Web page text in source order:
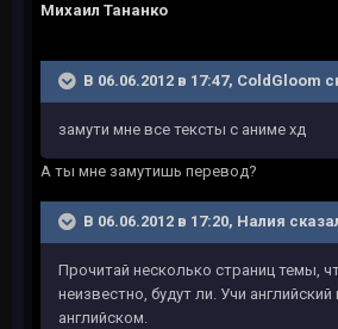
Михаил Тананко
В 06.06.2012 в 17:47, ColdGloom
замути мне все тексты с аниме хд
А ты мне замутишь перевод?
В 06.06.2012 в 17:20, Налия
Прочитай несколько страниц темы,
неизвестно, будут ли. Учи
английском.